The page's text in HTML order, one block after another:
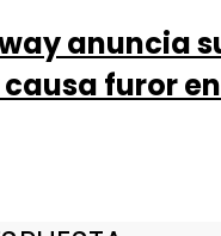
anuncia
furor